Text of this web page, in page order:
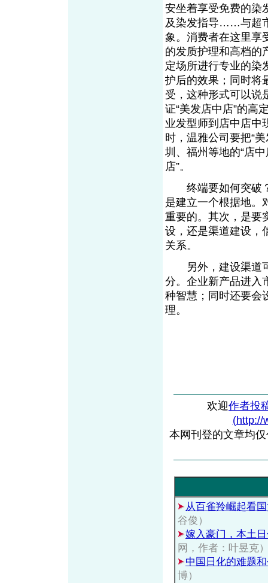
安坐着享受免费的染
及染发指导……与超
象。消费者在这里享
的发质护理和高档的
定场所进行专业的染
护后的效果；同时将
受，这种形式可以说
证“美发店中店”的高
业发型师到店中店中
时，温雅公司要把“
圳、福州等地的“店
店”。
终端要如何突破？
是建立一个根据地。
重要的。其次，是要
设，还是渠道建设，
关系。
另外，建设渠道可
分。企业新产品进入
种智慧；同时还要会
理。
欢迎作者投
(http://
本网刊登的文章均
从百雀羚崛起看
谷俊）
嫁入豪门，本土
网，作者：叶昱克
中国日化的难题
博）